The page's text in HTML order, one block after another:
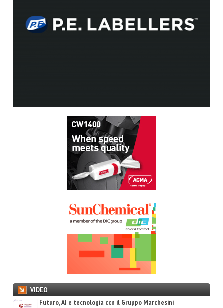
VIDEO
Futuro, AI e tecnologia con il Gruppo Marchesini